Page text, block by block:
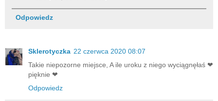
Odpowiedz
Sklerotyczka 22 czerwca 2020 08:07
Takie niepozorne miejsce, A ile uroku z niego wyciągnęłaś ❤
pięknie ❤
Odpowiedz